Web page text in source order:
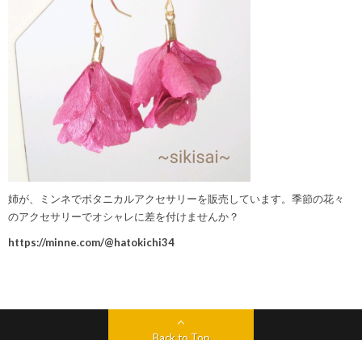
姉が、ミンネでボタニカルアクセサリーを販売しています。季節の花々
のアクセサリーでオシャレに差を付けませんか？
https://minne.com/@hatokichi34
Back to Top